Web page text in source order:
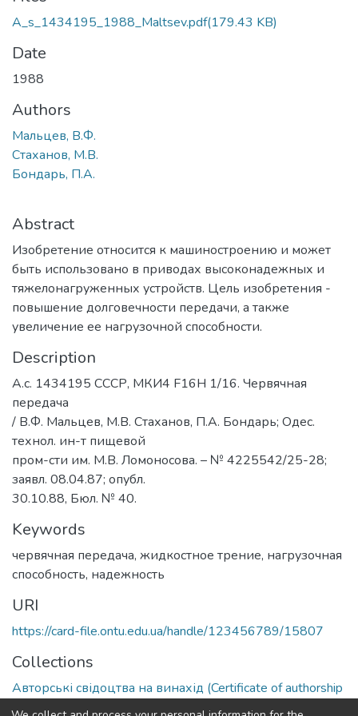
A_s_1434195_1988_Maltsev.pdf(179.43 KB)
Date
1988
Authors
Мальцев, В.Ф.
Стаханов, М.В.
Бондарь, П.А.
Abstract
Изобретение относится к машиностроению и может
быть использовано в приводах высоконадежных и
тяжелонагруженных устройств. Цель изобретения -
повышение долговечности передачи, а также
увеличение ее нагрузочной способности.
Description
А.с. 1434195 CССР, МКИ4 F16H 1/16. Червячная
передача
/ В.Ф. Мальцев, М.В. Стаханов, П.А. Бондарь; Одес.
технол. ин-т пищевой
пром-сти им. М.В. Ломоносова. – № 4225542/25-28;
заявл. 08.04.87; опубл.
30.10.88, Бюл. № 40.
Keywords
червячная передача, жидкостное трение, нагрузочная
способность, надежность
URI
https://card-file.ontu.edu.ua/handle/123456789/15807
Collections
Авторські свідоцтва на винахід (Certificate of authorship
on invention)